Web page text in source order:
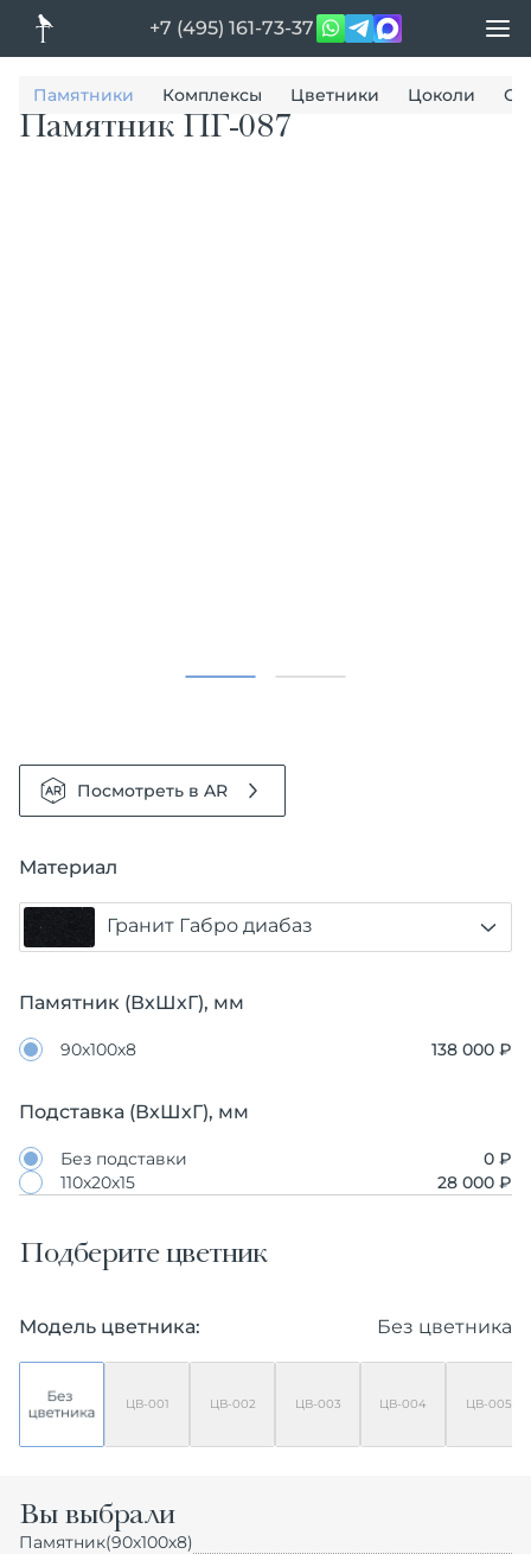
+7 (495) 161-73-37
Памятники Комплексы Цветники Цоколи
Памятник ПГ-087
Посмотреть в AR
Материал
Гранит Габро диабаз
Памятник (ВхШхГ), мм
90х100х8 138 000 ₽
Подставка (ВхШхГ), мм
Без подставки
0 ₽
110х20х15
28 000 ₽
Подберите цветник
Модель цветника: Без цветника
ЦВ-001 ЦВ-002 ЦВ-003 ЦВ-004 ЦВ-005
Вы выбрали
Памятник(90х100х8)